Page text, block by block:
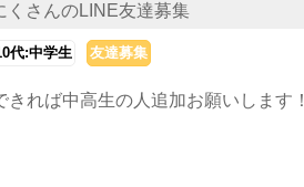
くさんのLINE友達募集
代:中学生 友達募集
きれば中高生の人追加お願いします！